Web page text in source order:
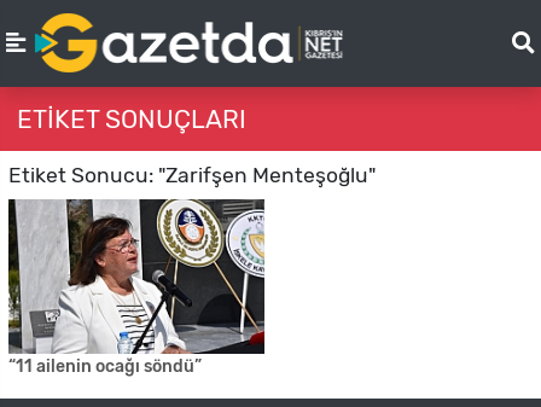
ETIKET SONUÇLARI
Etiket Sonucu: "Zarifşen Menteşoğlu"
“11 ailenin ocağı söndü”